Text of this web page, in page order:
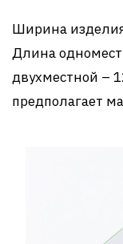
Ширина
Длина
двухместной –
предполагает